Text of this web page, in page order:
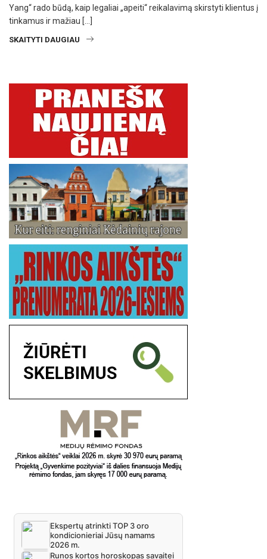
Yang“ rado būdą, kaip legaliai „apeiti“ reikalavimą skirstyti klientus į
tinkamus ir mažiau […]
SKAITYTI DAUGIAU